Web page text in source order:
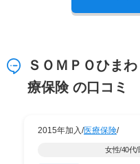
ＳＯＭＰＯひま
療保険 の口コミ
2015年加入/医療保険/
女性/40代/